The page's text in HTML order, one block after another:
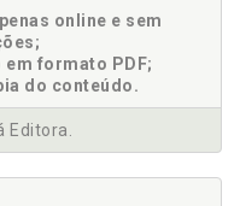
nacional e meio
online e sem
formato PDF;
do conteúdo.
Editora.